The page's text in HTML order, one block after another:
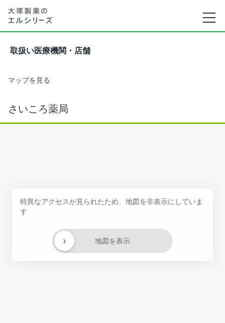
取扱い医療機関・店舗
マップを見る
さいころ薬局
特異なアクセスが見られたため、地図を非表示にしていま
す
地図を表示
›